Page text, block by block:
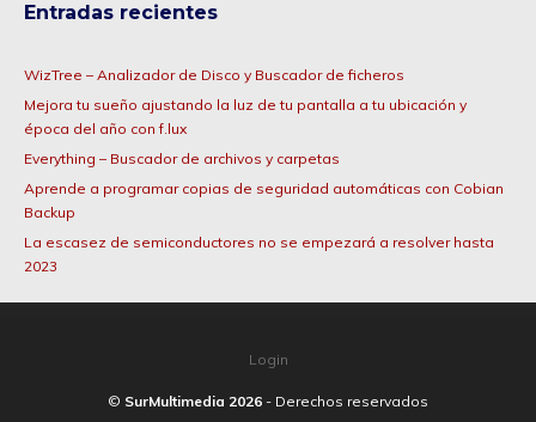
Entradas recientes
WizTree – Analizador de Disco y Buscador de ficheros
Mejora tu sueño ajustando la luz de tu pantalla a tu ubicación y
época del año con f.lux
Everything – Buscador de archivos y carpetas
Aprende a programar copias de seguridad automáticas con Cobian
Backup
La escasez de semiconductores no se empezará a resolver hasta
2023
Login
© SurMultimedia 2026 - Derechos reservados